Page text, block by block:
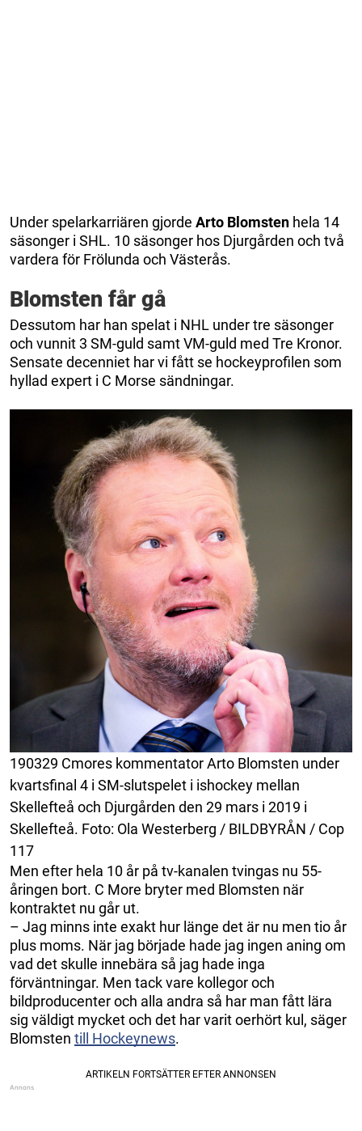
Under spelarkarriären gjorde Arto Blomsten hela 14
säsonger i SHL. 10 säsonger hos Djurgården och två
vardera för Frölunda och Västerås.
Blomsten får gå
Dessutom har han spelat i NHL under tre säsonger
och vunnit 3 SM-guld samt VM-guld med Tre Kronor.
Sensate decenniet har vi fått se hockeyprofilen som
hyllad expert i C Morse sändningar.
190329 Cmores kommentator Arto Blomsten under
kvartsfinal 4 i SM-slutspelet i ishockey mellan
Skellefteå och Djurgården den 29 mars i 2019 i
Skellefteå. Foto: Ola Westerberg / BILDBYRÅN / Cop
117
Men efter hela 10 år på tv-kanalen tvingas nu 55-
åringen bort. C More bryter med Blomsten när
kontraktet nu går ut.
– Jag minns inte exakt hur länge det är nu men tio år
plus moms. När jag började hade jag ingen aning om
vad det skulle innebära så jag hade inga
förväntningar. Men tack vare kollegor och
bildproducenter och alla andra så har man fått lära
sig väldigt mycket och det har varit oerhört kul, säger
Blomsten till Hockeynews.